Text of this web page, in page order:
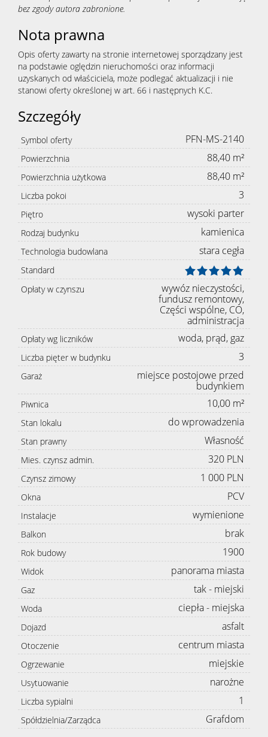
bez zgody autora zabronione.
Nota prawna
Opis oferty zawarty na stronie internetowej sporządzany jest
na podstawie oględzin nieruchomości oraz informacji
uzyskanych od właściciela, może podlegać aktualizacji i nie
stanowi oferty określonej w art. 66 i następnych K.C.
Szczegóły
Symbol oferty PFN-MS-2140
Powierzchnia 88,40 m²
Powierzchnia użytkowa 88,40 m²
Liczba pokoi 3
Piętro wysoki parter
Rodzaj budynku kamienica
Technologia budowlana stara cegła
Standard
Opłaty w czynszu
wywóz nieczystości,
fundusz remontowy,
Części wspólne, CO,
administracja
Opłaty wg liczników woda, prąd, gaz
Liczba pięter w budynku 3
Garaż
miejsce postojowe przed
budynkiem
Piwnica 10,00 m²
Stan lokalu do wprowadzenia
Stan prawny Własność
Mies. czynsz admin. 320 PLN
Czynsz zimowy 1 000 PLN
Okna PCV
Instalacje wymienione
Balkon brak
Rok budowy 1900
Widok panorama miasta
Gaz tak - miejski
Woda ciepła - miejska
Dojazd asfalt
Otoczenie centrum miasta
Ogrzewanie miejskie
Usytuowanie narożne
Liczba sypialni 1
Spółdzielnia/Zarządca Grafdom